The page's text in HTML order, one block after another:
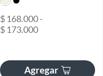
$ 168.000 -
$ 173.000
Agregar